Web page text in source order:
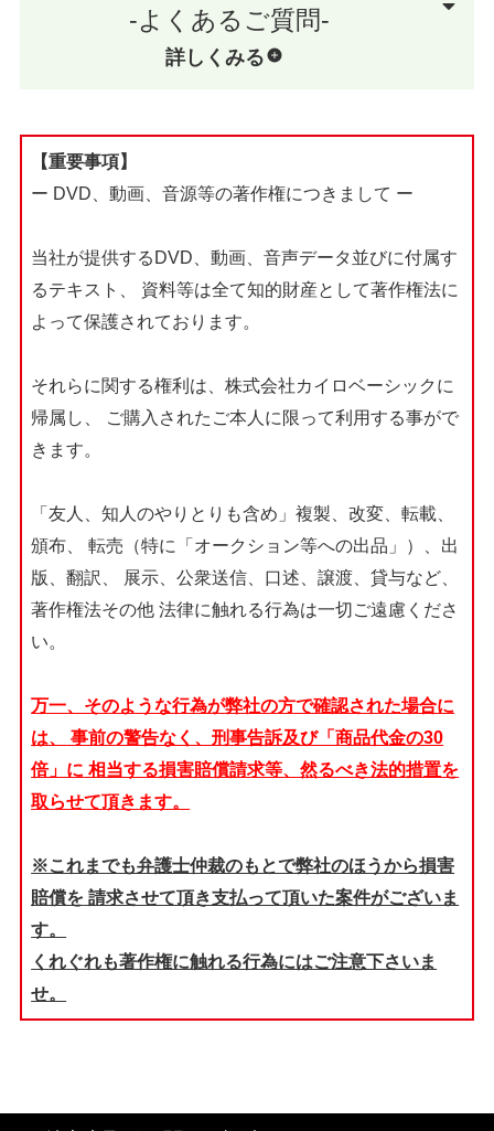
-よくあるご質問-
詳しくみる
【重要事項】
ー DVD、動画、音源等の著作権につきまして ー
当社が提供するDVD、動画、音声データ並びに付属す
るテキスト、
資料等は全て知的財産として著作権法に
よって保護されております。
それらに関する権利は、株式会社カイロベーシックに
帰属し、
ご購入されたご本人に限って利用する事がで
きます。
「友人、知人のやりとりも含め」複製、改変、転載、
頒布、
転売（特に「オークション等への出品」）、出
版、翻訳、
展示、公衆送信、口述、譲渡、貸与など、
著作権法その他 法律に触れる行為は一切ご遠慮くださ
い。
万一、そのような行為が弊社の方で確認された場合に
は、
事前の警告なく、刑事告訴及び「商品代金の30
倍」に 相当する損害賠償請求等、然るべき法的措置を
取らせて頂きます。
※これまでも弁護士仲裁のもとで弊社のほうから損害
賠償を 請求させて頂き支払って頂いた案件がございま
す。
くれぐれも著作権に触れる行為にはご注意下さいま
せ。